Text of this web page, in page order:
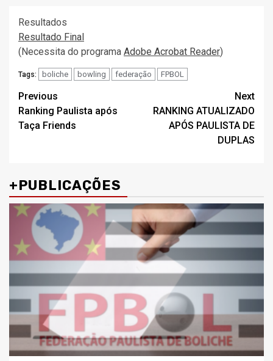
Resultados
Resultado Final
(Necessita do programa Adobe Acrobat Reader)
Tags: boliche bowling federação FPBOL
Post
navigation
Previous
Ranking Paulista após
Taça Friends
Next
RANKING ATUALIZADO
APÓS PAULISTA DE
DUPLAS
+PUBLICAÇÕES